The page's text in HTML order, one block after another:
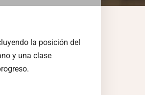
la posición del
y una clase